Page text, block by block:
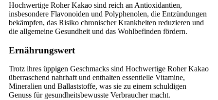
Hochwertige Roher Kakao sind reich an Antioxidantien,
insbesondere Flavonoiden und Polyphenolen, die Entzündungen
bekämpfen, das Risiko chronischer Krankheiten reduzieren und
die allgemeine Gesundheit und das Wohlbefinden fördern.
Ernährungswert
Trotz ihres üppigen Geschmacks sind Hochwertige Roher Kakao
überraschend nahrhaft und enthalten essentielle Vitamine,
Mineralien und Ballaststoffe, was sie zu einem schuldigen
Genuss für gesundheitsbewusste Verbraucher macht.